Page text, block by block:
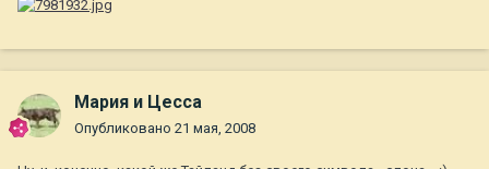
Мария и Цесса
Опубликовано 21 мая, 2008